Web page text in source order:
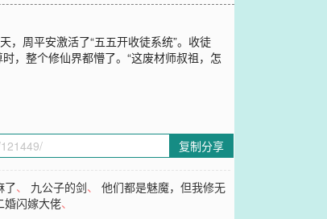
，周平安激活了“五五开收徒系统”。收徒
，整个修仙界都懵了。“这废材师叔祖，怎
复制分享
了、 九公子的剑、他们都是魅魔，但我修无
婚闪嫁大佬、